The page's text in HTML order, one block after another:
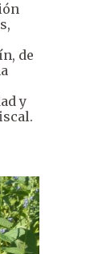
de
y